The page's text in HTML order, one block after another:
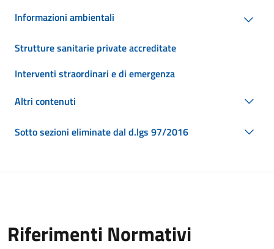
Informazioni ambientali
Strutture sanitarie private accreditate
Interventi straordinari e di emergenza
Altri contenuti
Sotto sezioni eliminate dal d.lgs 97/2016
Riferimenti Normativi